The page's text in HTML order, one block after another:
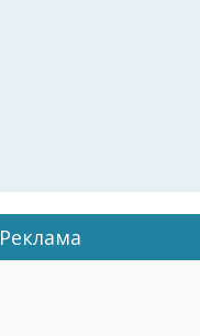
Реклама